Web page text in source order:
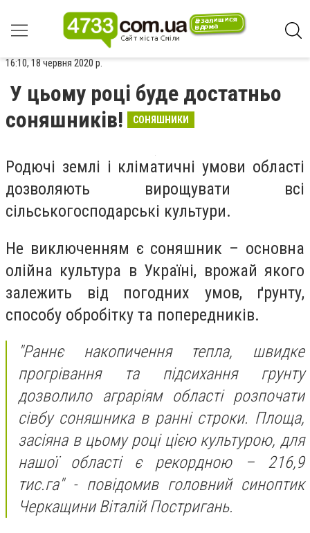
16:10, 18 червня 2020 р.
У цьому році буде достатньо
соняшників!
СОНЯШНИКИ
Родючі землі і кліматичні умови області
дозволяють вирощувати всі
сільськогосподарські культури.
Не виключенням є соняшник – основна
олійна культура в Україні, врожай якого
залежить від погодних умов, ґрунту,
способу обробітку та попередників.
"Раннє накопичення тепла, швидке
прогрівання та підсихання грунту
дозволило аграріям області розпочати
сівбу соняшника в ранні строки. Площа,
засіяна в цьому році цією культурою, для
нашої області є рекордною – 216,9
тис.га" - повідомив головний синоптик
Черкащини Віталій Постригань.